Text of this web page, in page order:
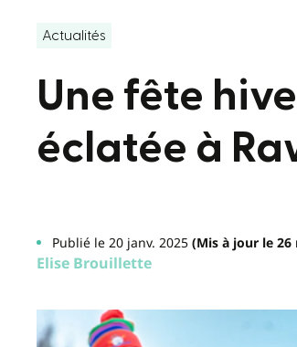
Actualités
Une fête
éclatée à
Publié le 20 janv. 2025(Mis à jour le 26
Elise Brouillette